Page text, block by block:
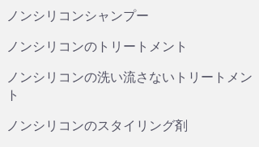
ノンシリコンシャンプー
ノンシリコンのトリートメント
ノンシリコンの洗い流さないトリートメン
ト
ノンシリコンのスタイリング剤